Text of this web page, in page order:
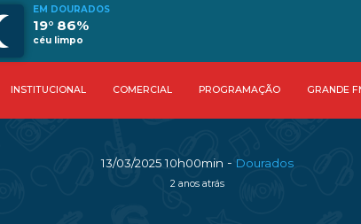
EM DOURADOS
19° 86%
céu limpo
INSTITUCIONAL COMERCIAL PROGRAMAÇÃO GRANDE
13/03/2025 10h00min - Dourados
2 anos atrás